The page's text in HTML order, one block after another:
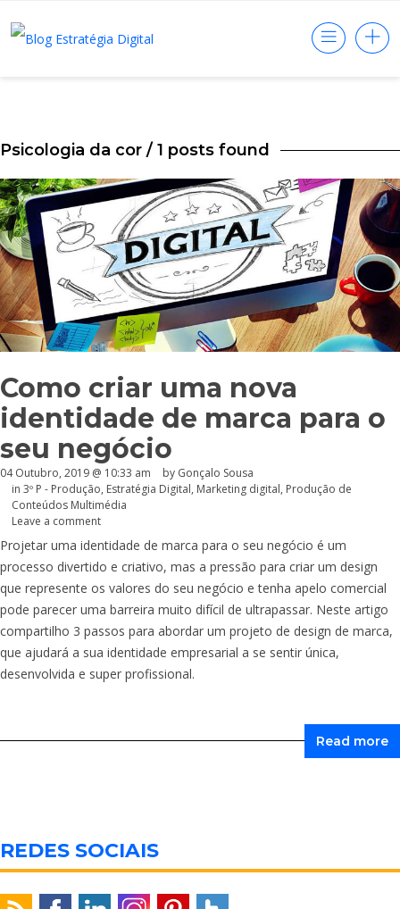
Psicologia da cor / 1 posts found
Como criar uma nova
identidade de marca para o
seu negócio
04 Outubro, 2019 @ 10:33 am by Gonçalo Sousa
in 3º P - Produção, Estratégia Digital, Marketing digital, Produção de
Conteúdos Multimédia
Leave a comment
Projetar uma identidade de marca para o seu negócio é um
processo divertido e criativo, mas a pressão para criar um design
que represente os valores do seu negócio e tenha apelo comercial
pode parecer uma barreira muito difícil de ultrapassar. Neste artigo
compartilho 3 passos para abordar um projeto de design de marca,
que ajudará a sua identidade empresarial a se sentir única,
desenvolvida e super profissional.
Read more
REDES SOCIAIS